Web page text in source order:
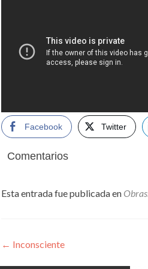
Facebook Twitter
Comentarios
Esta entrada fue publicada en Obras
Navegación
← Inconsciente